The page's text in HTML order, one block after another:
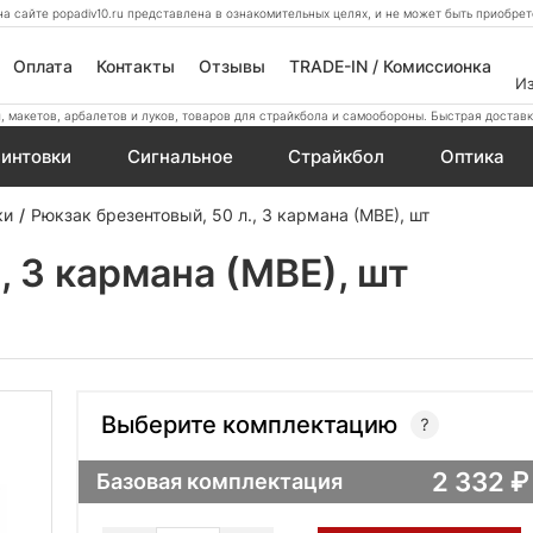
сайте popadiv10.ru представлена в ознакомительных целях, и не может быть
Оплата Контакты Отзывы TRADE-IN / Комиссионка
макетов, арбалетов и луков, товаров для страйкбола и самообороны. Быстрая
Сигнальное Страйкбол Оптика
Рюкзак брезентовый, 50 л., 3 кармана (МВЕ), шт
3 кармана (МВЕ), шт
Выберите комплектацию
Базовая комплектация 2 332